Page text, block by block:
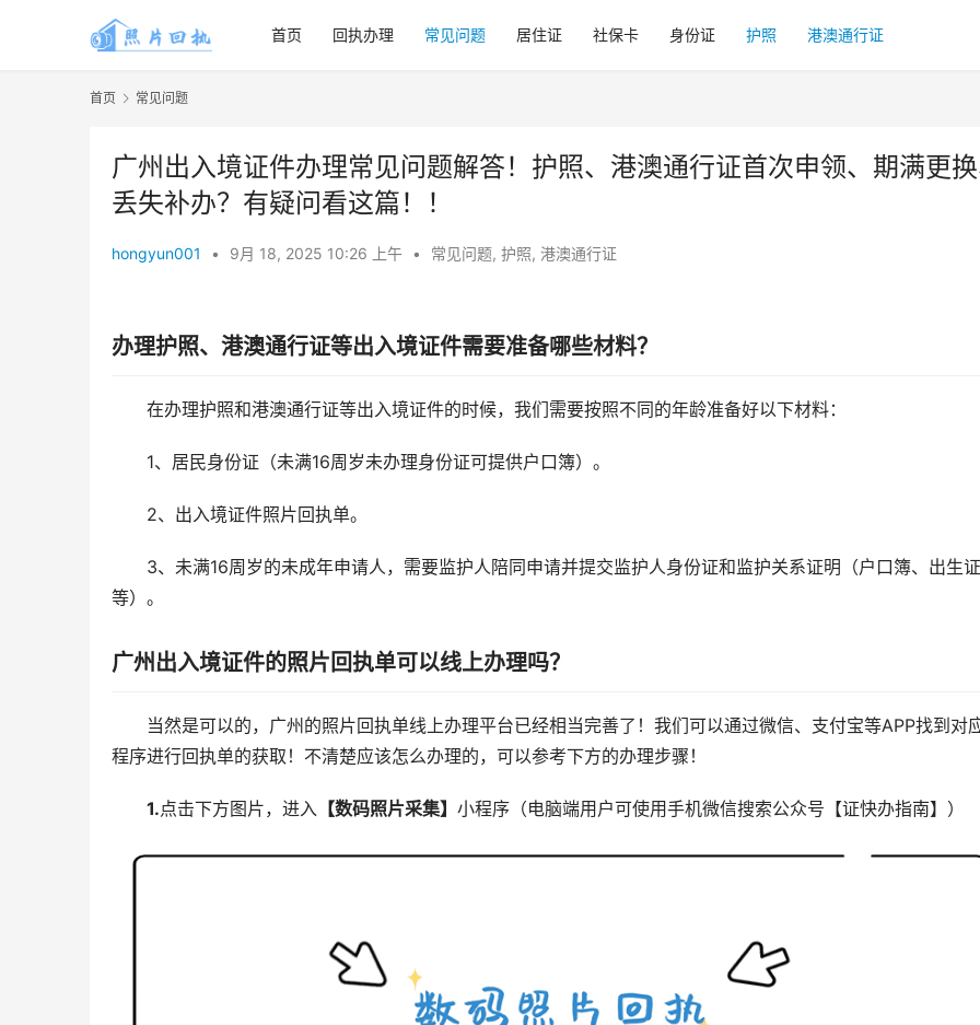
首页 回执办理 常见问题 居住证 社保卡 身份证 护照 港澳通行证
首页 常见问题
广州出入境证件办理常见问题解答！护照、港澳通行证首次申领、期满更
丢失补办？有疑问看这篇！！
hongyun001 • 9月 18, 2025 10:26 上午 • 常见问题, 护照, 港澳通行证
办理护照、港澳通行证等出入境证件需要准备哪些材料？
在办理护照和港澳通行证等出入境证件的时候，我们需要按照不同的年龄准备好以下材料：
1、居民身份证（未满16周岁未办理身份证可提供户口簿）。
2、出入境证件照片回执单。
3、未满16周岁的未成年申请人，需要监护人陪同申请并提交监护人身份证和监护关系证明（户口簿、出生
等）。
广州出入境证件的照片回执单可以线上办理吗？
当然是可以的，广州的照片回执单线上办理平台已经相当完善了！我们可以通过微信、支付宝等APP找到对
程序进行回执单的获取！不清楚应该怎么办理的，可以参考下方的办理步骤！
1.点击下方图片，进入 【数码照片采集】 小程序（电脑端用户可使用手机微信搜索公众号【证快办指南】）